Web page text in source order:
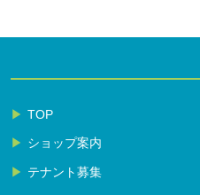
TOP
ショップ案内
テナント募集